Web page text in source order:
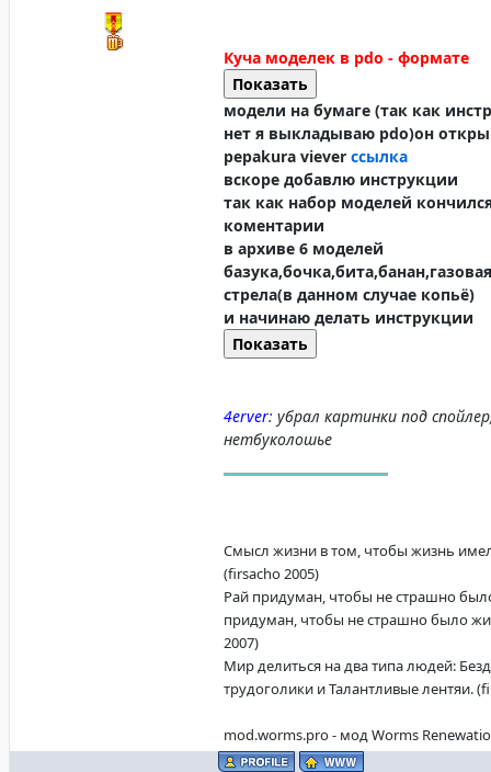
Куча моделек в pdo - формате
модели на бумаге (так как
нет я выкладываю pdo)он
pepakura viever ссылка
вскоре добавлю инструкции
так как набор моделей
коментарии
в архиве 6 моделей
стрела(в данном случае копьё)
и начинаю делать инструкции
4erver: убрал картинки под
нетбуколошье
Смысл жизни в том, чтобы жизнь
(firsacho 2005)
Рай придуман, чтобы не страшно
придуман, чтобы не страшно было
2007)
Мир делиться на два типа людей:
трудоголики и Талантливые лентяи.
mod.worms.pro - мод Worms